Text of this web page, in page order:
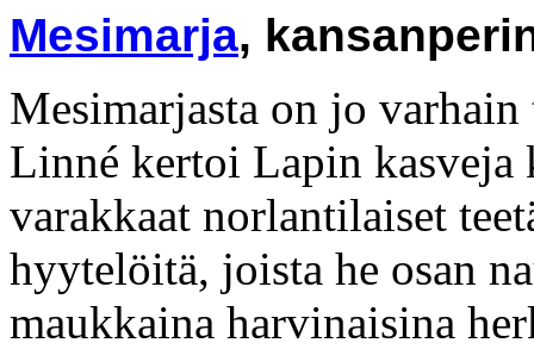
Mesimarja,
Mesimarjasta on jo
Linné kertoi Lapin kasveja
varakkaat norlantilaiset
hyytelöitä, joista he osan
maukkaina harvinaisina